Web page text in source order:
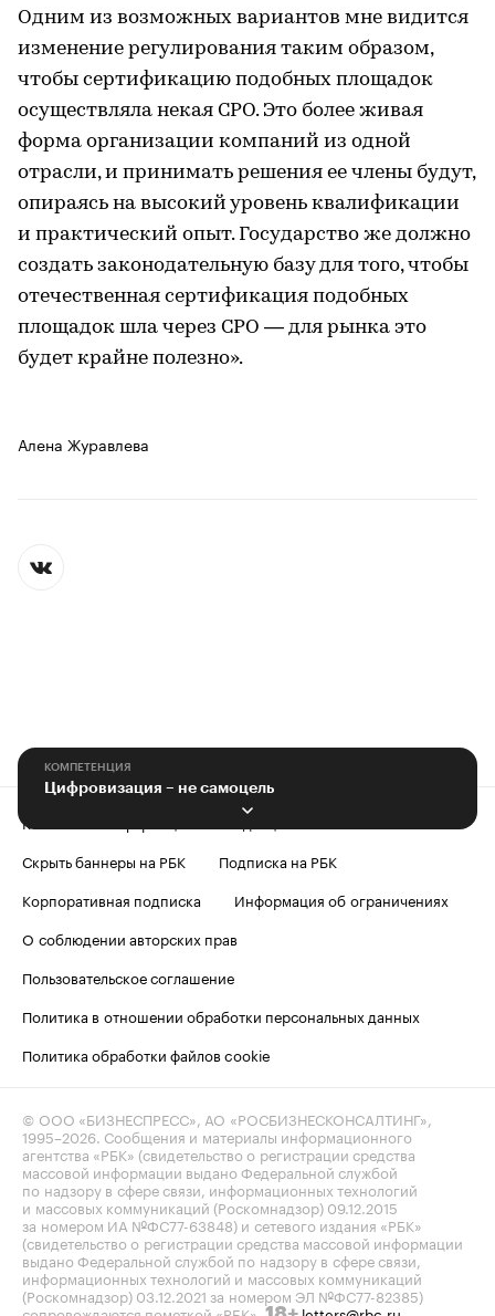
Одним из возможных вариантов мне видится
изменение регулирования таким образом,
чтобы сертификацию подобных площадок
осуществляла некая СРО. Это более живая
форма организации компаний из одной
отрасли, и принимать решения ее члены будут,
опираясь на высокий уровень квалификации
и практический опыт. Государство же должно
создать законодательную базу для того, чтобы
отечественная сертификация подобных
площадок шла через СРО — для рынка это
будет крайне полезно».
Алена Журавлева
КОМПЕТЕНЦИЯ
Цифровизация – не самоцель
Контактная информация
Скрыть баннеры на РБК
Подписка на РБК
Корпоративная подписка
Информация об ограничениях
О соблюдении авторских прав
Пользовательское соглашение
Политика в отношении обработки персональных данных
Политика обработки файлов cookie
© ООО «БИЗНЕСПРЕСС», АО «РОСБИЗНЕСКОНСАЛТИНГ»,
1995–2026. Сообщения и материалы информационного
агентства «РБК» (свидетельство о регистрации средства
массовой информации выдано Федеральной службой
по надзору в сфере связи, информационных технологий
и массовых коммуникаций (Роскомнадзор) 09.12.2015
за номером ИА №ФС77-63848) и сетевого издания «РБК»
(свидетельство о регистрации средства массовой информации
выдано Федеральной службой по надзору в сфере связи,
информационных технологий и массовых коммуникаций
(Роскомнадзор) 03.12.2021 за номером ЭЛ №ФС77-82385)